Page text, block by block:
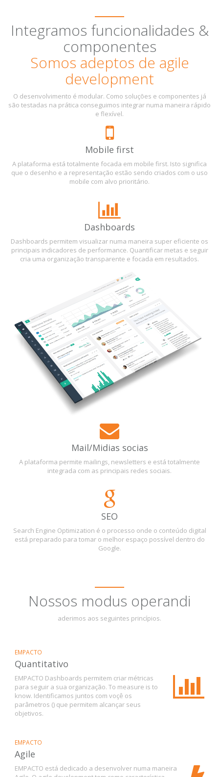
Integramos funcionalidades &
componentes
Somos adeptos de agile
development
O desenvolvimento é modular. Como soluções e componentes já
são testadas na prática conseguimos integrar numa maneira rápido
e flexível.
Mobile first
A plataforma está totalmente focada em mobile first. Isto significa
que o desenho e a representação estão sendo criados com o uso
mobile com alvo prioritário.
Dashboards
Dashboards permitem visualizar numa maneira super eficiente os
principais indicadores de performance. Quantificar metas e seguir
cria uma organização transparente e focada em resultados.
Mail/Midias socias
A plataforma permite mailings, newsletters e está totalmente
integrada com as principais redes sociais.
SEO
Search Engine Optimization é o processo onde o conteúdo digital
está preparado para tomar o melhor espaço possível dentro do
Google.
Nossos modus operandi
aderimos aos seguintes princípios.
EMPACTO
Quantitativo
EMPACTO Dashboards permitem criar métricas
para seguir a sua organização. To measure is to
know. Identificamos juntos com voçê os
parâmetros () que permitem alcançar seus
objetivos.
EMPACTO
Agile
EMPACTO está dedicado a desenvolver numa maneira